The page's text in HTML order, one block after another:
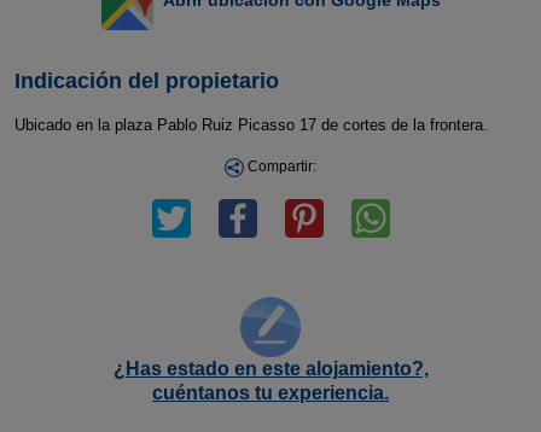
Indicación del propietario
Ubicado en la plaza Pablo Ruiz Picasso 17 de cortes de la frontera.
Compartir:
¿Has estado en este alojamiento?,
cuéntanos tu experiencia.